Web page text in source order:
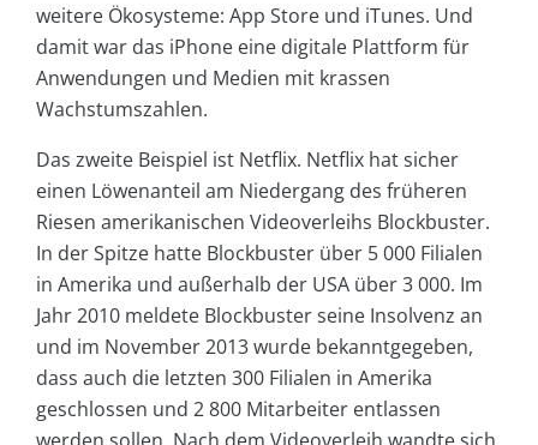
weitere Ökosysteme: App Store und iTunes. Und
damit war das iPhone eine digitale Plattform für
Anwendungen und Medien mit krassen
Wachstumszahlen.
Das zweite Beispiel ist Netflix. Netflix hat sicher
einen Löwenanteil am Niedergang des früheren
Riesen amerikanischen Videoverleihs Blockbuster.
In der Spitze hatte Blockbuster über 5 000 Filialen
in Amerika und außerhalb der USA über 3 000. Im
Jahr 2010 meldete Blockbuster seine Insolvenz an
und im November 2013 wurde bekanntgegeben,
dass auch die letzten 300 Filialen in Amerika
geschlossen und 2 800 Mitarbeiter entlassen